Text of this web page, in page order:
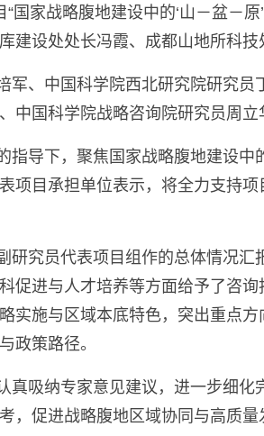
国家战略腹地建设中的‘山－盆－
建设处处长冯霞、 成都山地所科技
军、 中国科学院西北研究院研究员
、 中国科学院战略咨询院研究员周立
导下，聚焦国家战略腹地建设
项目承担单位表示，将全力支持
究员代表项目组作的总体情况
进与人才培养等方面给予了咨
实施与区域本底特色，突出重点
政策路径。
吸纳专家意见建议，进一步细
，促进战略腹地区域协同与高质量